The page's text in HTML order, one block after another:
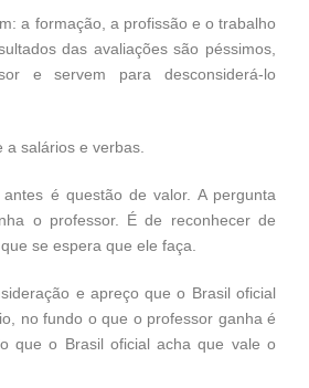
a formação, a profissão e o trabalho
das avaliações são péssimos,
e servem para desconsiderá-lo
a salários e verbas.
é questão de valor. A pergunta
o professor. É de reconhecer de
se espera que ele faça.
e apreço que o Brasil oficial
no fundo o que o professor ganha é
que o Brasil oficial acha que vale o